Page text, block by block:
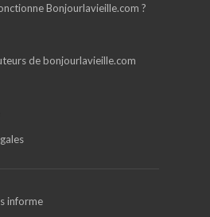
Bonjourlavieille.com ?
de bonjourlavieille.com
informe